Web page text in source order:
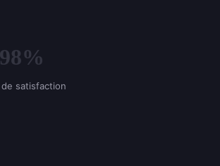
98%
de satisfaction